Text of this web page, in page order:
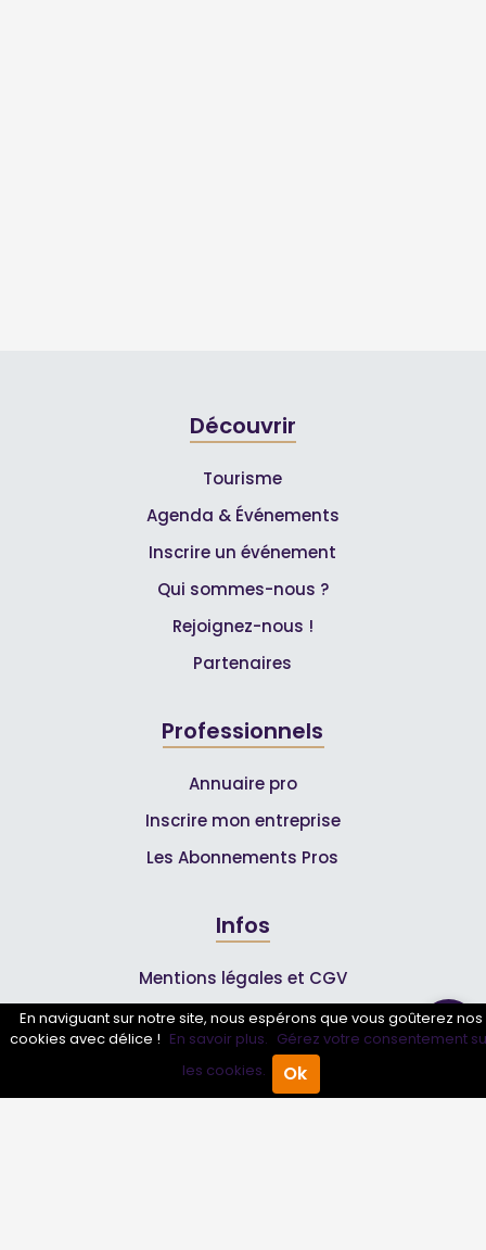
Annuaire Pro Agenda
Découvrir
Tourisme
Agenda & Événements
Inscrire un événement
Qui sommes-nous ?
Rejoignez-nous !
Partenaires
Professionnels
Annuaire pro
Inscrire mon entreprise
Les Abonnements Pros
Infos
Mentions légales et CGV
Suivez-nous
En naviguant sur notre site, nous espérons que vous goûterez nos
cookies avec délice ! En savoir plus. Gérez votre consentement
les cookies.
Ok